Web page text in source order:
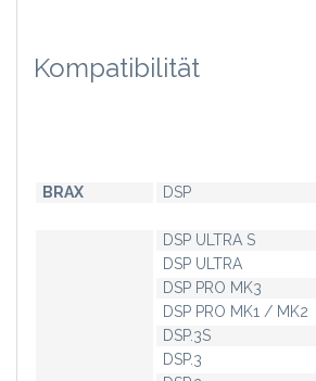
Kompatibilität
BRAX DSP
DSP ULTRA S
DSP ULTRA
DSP PRO MK3
DSP PRO MK1 / MK2
DSP.3S
DSP.3